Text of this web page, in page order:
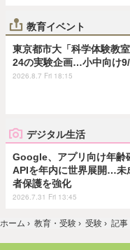
教育イベント
東京都市大「科学体験教室
24の実験企画…小中向け
2026.8.7 Fri 18:15
デジタル生活
Google、アプリ向け年齢
APIを年内に世界展開…未
者保護を強化
2026.7.31 Fri 13:45
ホーム › 教育・受験 › 受験 › 記事